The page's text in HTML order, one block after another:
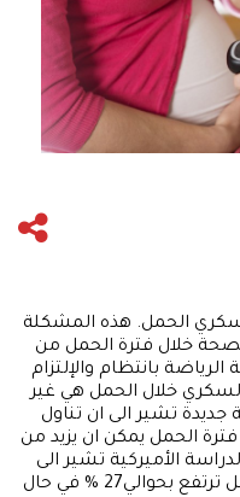
سكري الحمل. هذه المشكلة
خلال فترة الحمل من
بانتظام والإلتزام
خلال الحمل هي غير
تشير الى ان تناول
الحمل يمكن ان يزيد من
الأميركية تشير الى
ان نسبة الإصابة بالسكري خلال الحمل ترتفع بحوالي27 % في حال